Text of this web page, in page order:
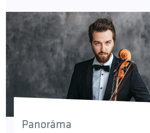
Panoráma